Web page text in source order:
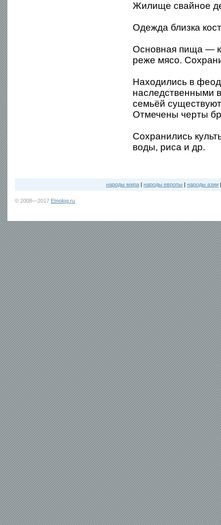
Жилище свайное
Одежда близка
Основная пища —
реже мясо.
Находились в
наследственными
семьёй
Отмечены черты
Сохранились
воды, риса и др.
народы мира | народы европы | народы азии
© 2008—2017 Etnolog.ru